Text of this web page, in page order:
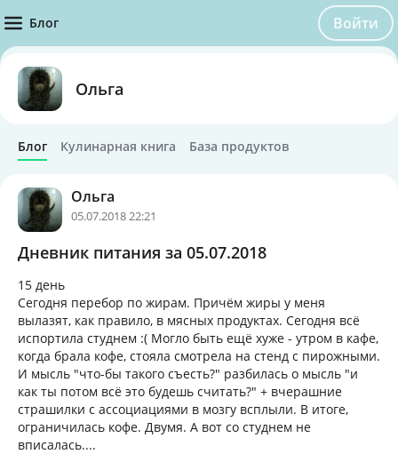
Блог Войти
Ольга
Блог Кулинарная книга База продуктов
Ольга
05.07.2018 22:21
Дневник питания за 05.07.2018
15 день
Сегодня перебор по жирам. Причём жиры у меня
вылазят, как правило, в мясных продуктах. Сегодня всё
испортила студнем :( Могло быть ещё хуже - утром в кафе,
когда брала кофе, стояла смотрела на стенд с пирожными.
И мысль "что-бы такого съесть?" разбилась о мысль "и
как ты потом всё это будешь считать?" + вчерашние
страшилки с ассоциациями в мозгу всплыли. В итоге,
ограничилась кофе. Двумя. А вот со студнем не
вписалась....